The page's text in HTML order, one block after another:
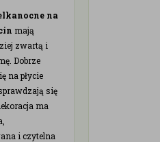
na
mają
zwartą i
Dobrze
na płycie
się
ma
i czytelna